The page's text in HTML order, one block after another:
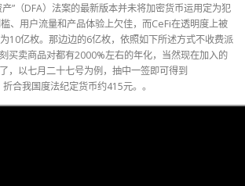
”（DFA）法案的最新版本并未将加密货币运用定为犯
、用户流量和产品体验上欠佳，而CeFi在透明度上被
10亿枚。那边边的6亿枚，依照如下所述方式不收费派
买卖商品对都有2000%左右的年化，当然现在加入的
，以七月二十七号为例，抽中一签即可得到
合我国度法纪定货币约415元。。